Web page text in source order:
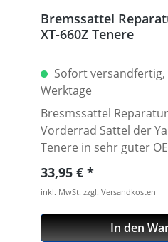
Bremssattel
XT-660Z Tenere
Sofort versandfertig,
Werktage
Bresmssattel
Vorderrad Sattel der
Tenere in sehr guter
Qualitativ absolut mit
vergleichbar. Enthält
notwendigen Teile.Pro
Reparatursatz
Staubdichtungen · 2
Regulärer Preis:
33,95 €
inkl. MwSt. zzgl. Versandkosten
In den